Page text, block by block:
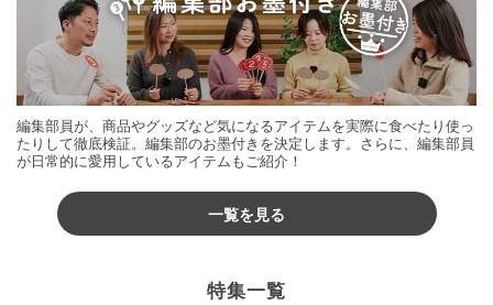
編集部員が、商品やグッズなど気になるアイテムを実際に食べたり使っ
たりして徹底検証。編集部のお墨付きを決定します。さらに、編集部員
が日常的に愛用しているアイテムもご紹介！
一覧を見る
特集一覧